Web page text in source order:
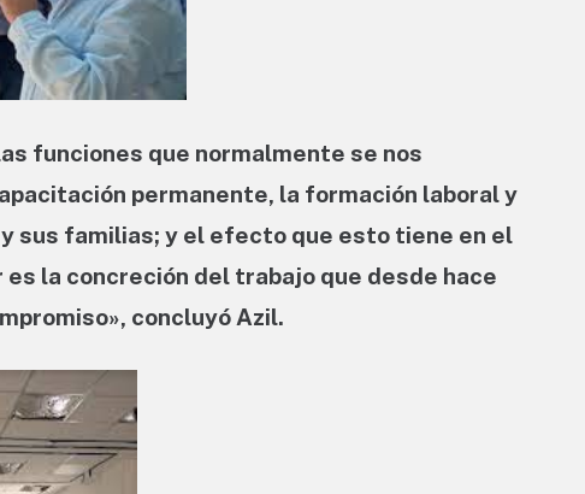
funciones que normalmente se nos
permanente, la formación laboral y
sus familias; y el efecto que esto tiene en el
la concreción del trabajo que desde hace
concluyó Azil.